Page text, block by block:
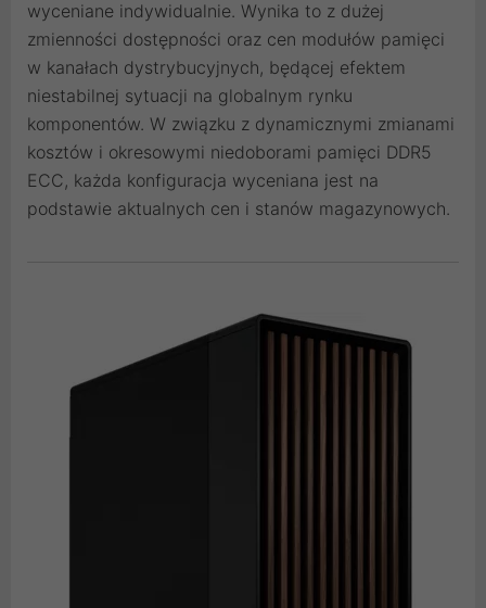
wyceniane indywidualnie. Wynika to z dużej
zmienności dostępności oraz cen modułów pamięci
w kanałach dystrybucyjnych, będącej efektem
niestabilnej sytuacji na globalnym rynku
komponentów. W związku z dynamicznymi zmianami
kosztów i okresowymi niedoborami pamięci DDR5
ECC, każda konfiguracja wyceniana jest na
podstawie aktualnych cen i stanów magazynowych.